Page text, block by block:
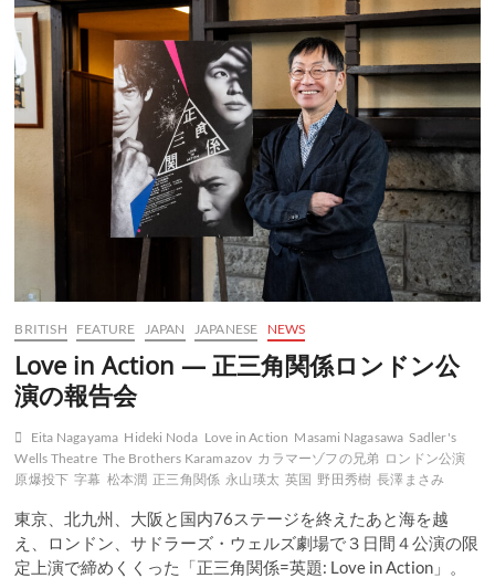
BRITISH FEATURE JAPAN JAPANESE NEWS
Love in Action — 正三角関係ロンドン公
演の報告会
Eita Nagayama Hideki Noda Love in Action Masami Nagasawa Sadler's
Wells Theatre The Brothers Karamazov カラマーゾフの兄弟 ロンドン公演
原爆投下 字幕 松本潤 正三角関係 永山瑛太 英国 野田秀樹 長澤まさみ
東京、北九州、大阪と国内76ステージを終えたあと海を越
え、ロンドン、サドラーズ・ウェルズ劇場で３日間４公演の限
定上演で締めくくった「正三角関係=英題: Love in Action」。